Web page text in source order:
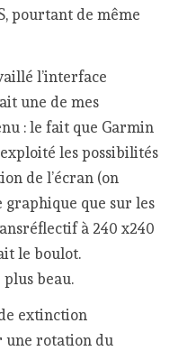
pourtant de même
l’interface
une de mes
: le fait que Garmin
exploité les possibilités
de l’écran (on
que sur les
à 240 x240
le boulot.
plus beau.
extinction
une rotation du